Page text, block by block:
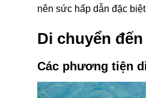
nên sức hấp dẫn đặc
Di chuyển
Các phương tiện